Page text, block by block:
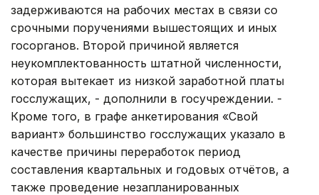
задерживаются на рабочих местах в связи со
срочными поручениями вышестоящих и иных
госорганов. Второй причиной является
неукомплектованность штатной численности,
которая вытекает из низкой заработной платы
госслужащих, - дополнили в госучреждении. -
Кроме того, в графе анкетирования «Свой
вариант» большинство госслужащих указало в
качестве причины переработок период
составления квартальных и годовых отчётов, а
также проведение незапланированных